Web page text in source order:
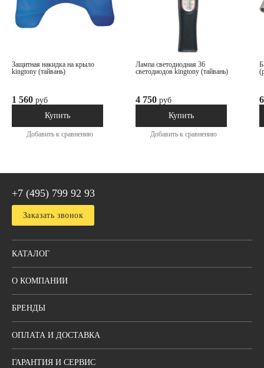
защитная накидка на крыло
kingtony (тайвань)
1 560 руб
В наличииКупить
Добавить к сравнению
лампа светодиодная 36
светодиодов kingtony (тайвань)
4 750 руб
В наличииКупить
Добавить к сравнению
балонный ключ г-образный мастак
+7 (495) 799 92 93
Заказать звонок
КАТАЛОГ
О КОМПАНИИ
БРЕНДЫ
ОПЛАТА И ДОСТАВКА
ГАРАНТИЯ И СЕРВИС